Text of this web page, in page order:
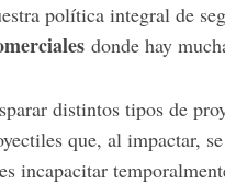
política integral de
donde hay
distintos tipos de
que, al impactar,
incapacitar